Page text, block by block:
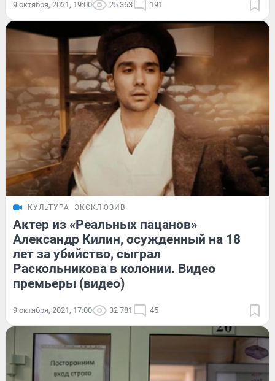
9 октября, 2021, 19:00 25 363 191
КУЛЬТУРА ЭКСКЛЮЗИВ
Актер из «Реальных пацанов»
Александр Килин, осужденный на 18
лет за убийство, сыграл
Раскольникова в колонии. Видео
премьеры (видео)
9 октября, 2021, 17:00 32 781 45